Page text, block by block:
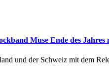
Muse Ende des
und der Schweiz mit dem